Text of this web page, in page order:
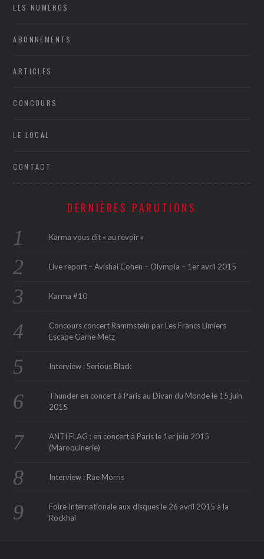
LES NUMÉROS
ABONNEMENTS
ARTICLES
CONCOURS
LE LOCAL
CONTACT
DERNIÈRES PARUTIONS
Karma vous dit « au revoir »
Live report – Avishai Cohen – Olympia – 1er avril 2015
Karma #10
Concours concert Rammstein par Les Francs Limiers
Escape Game Metz
Interview : Serious Black
Thunder en concert à Paris au Divan du Monde le 15 juin
2015
ANTI FLAG : en concert à Paris le 1er juin 2015
(Maroquinerie‏)
Interview : Rae Morris
Foire Internationale aux disques le 26 avril 2015 à la
Rockhal